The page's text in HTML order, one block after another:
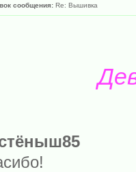
сообщения: Re: Вышивка